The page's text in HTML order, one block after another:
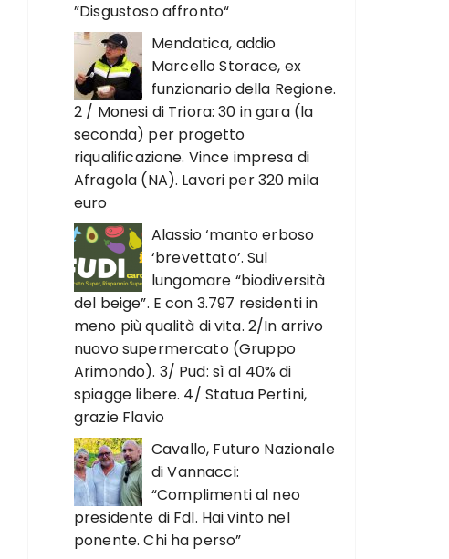
”Disgustoso affronto“
Mendatica, addio
Marcello Storace, ex
funzionario della Regione.
2 / Monesi di Triora: 30 in gara (la
seconda) per progetto
riqualificazione. Vince impresa di
Afragola (NA). Lavori per 320 mila
euro
Alassio ‘manto erboso
‘brevettato’. Sul
lungomare “biodiversità
del beige”. E con 3.797 residenti in
meno più qualità di vita. 2/In arrivo
nuovo supermercato (Gruppo
Arimondo). 3/ Pud: sì al 40% di
spiagge libere. 4/ Statua Pertini,
grazie Flavio
Cavallo, Futuro Nazionale
di Vannacci:
“Complimenti al neo
presidente di FdI. Hai vinto nel
ponente. Chi ha perso”